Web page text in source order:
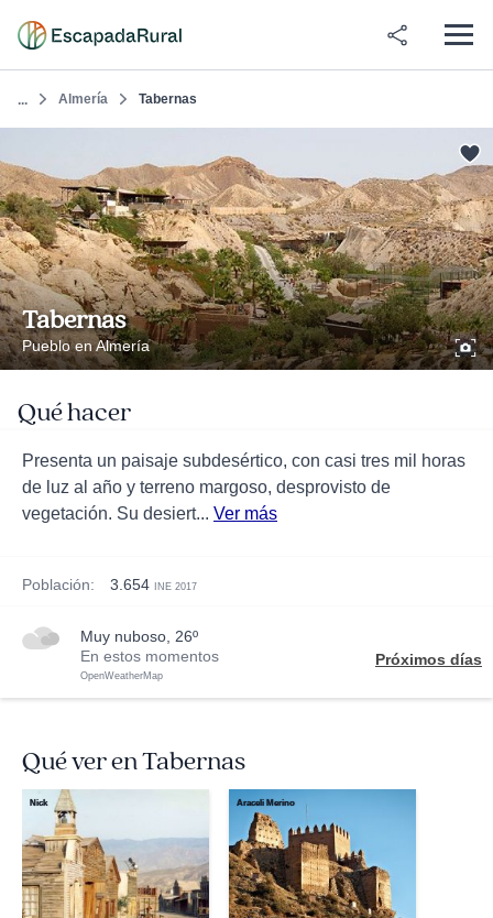
... Almería Tabernas
Tabernas
Pueblo en Almería
Qué hacer
Presenta un paisaje subdesértico, con casi tres mil horas
de luz al año y terreno margoso, desprovisto de
vegetación. Su desiert... Ver más
Población: 3.654 INE 2017
muy nuboso, 26º
En estos momentos
OpenWeatherMap
Próximos días
Qué ver en Tabernas
Nick Araceli Merino